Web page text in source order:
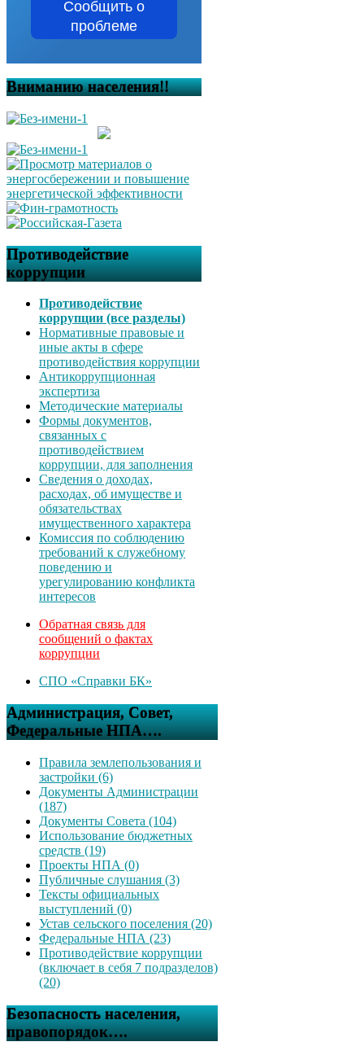
Сообщить о
проблеме
Вниманию населения!!
Противодействие
коррупции
Противодействие
коррупции (все разделы)
Нормативные правовые и
иные акты в сфере
противодействия коррупции
Антикоррупционная
экспертиза
Методические материалы
Формы документов,
связанных с
противодействием
коррупции, для заполнения
Сведения о доходах,
расходах, об имуществе и
обязательствах
имущественного характера
Комиссия по соблюдению
требований к служебному
поведению и
урегулированию конфликта
интересов
Обратная связь для
сообщений о фактах
коррупции
СПО «Справки БК»
Администрация, Совет,
Федеральные НПА….
Правила землепользования и
застройки (6)
Документы Администрации
(187)
Документы Совета (104)
Использование бюджетных
средств (19)
Проекты НПА (0)
Публичные слушания (3)
Тексты официальных
выступлений (0)
Устав сельского поселения (20)
Федеральные НПА (23)
Противодействие коррупции
(включает в себя 7 подразделов)
(20)
Безопасность населения,
правопорядок….